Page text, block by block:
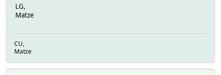
LG,
Matze
CU,
Matze